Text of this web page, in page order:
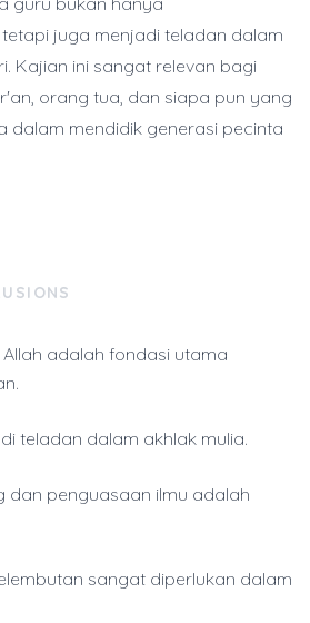
juga menjadi teladan dalam
Kajian ini sangat relevan bagi
orang tua, dan siapa pun yang
dalam mendidik generasi pecinta
adalah fondasi utama
teladan dalam akhlak mulia.
dan penguasaan ilmu adalah
sangat diperlukan dalam